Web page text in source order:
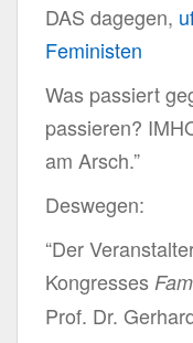
DAS dagegen,
Feministen
Was passiert
passieren?
am Arsch.”
Deswegen:
“Der
Kongresses
Prof. Dr.